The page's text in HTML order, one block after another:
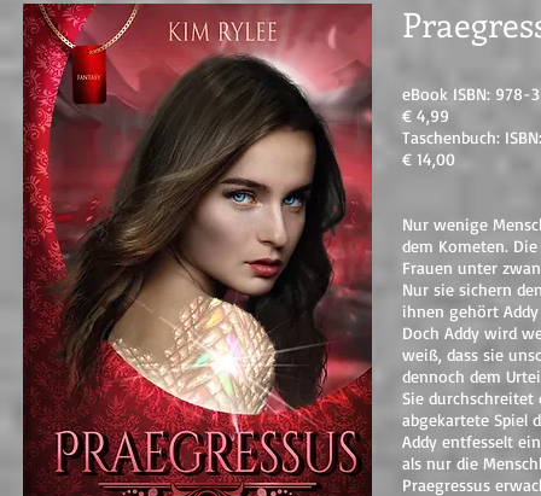
eBook ISBN: 978-
€ 4,99
Taschenbuch:
€ 14,00
Nur wenige
dem Kometen.
Frauen unter
Nur sie sichern
ihnen gehört
Doch Addy wird
weiß, dass sie
dennoch dem
Sie
abgekartete Spiel
Addy entfesselt
als nur die
Praegressus